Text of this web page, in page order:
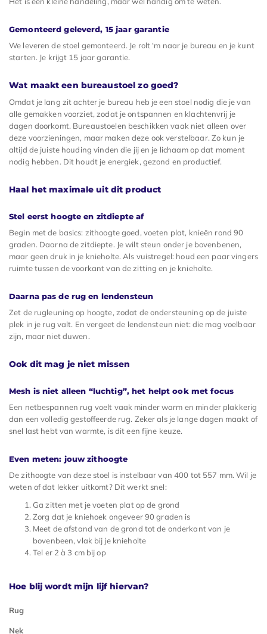
Gemonteerd geleverd, 15 jaar garantie
We leveren de stoel gemonteerd. Je rolt ‘m naar je bureau en je kunt
starten. Je krijgt 15 jaar garantie.
Wat maakt een bureaustoel zo goed?
Omdat je lang zit achter je bureau heb je een stoel nodig die je van
alle gemakken voorziet, zodat je ontspannen en klachtenvrij je
dagen doorkomt. Bureaustoelen beschikken vaak niet alleen over
deze voorzieningen, maar maken deze ook verstelbaar. Zo kun je
altijd de juiste houding vinden die jij en je lichaam op dat moment
nodig hebben. Dit houdt je energiek, gezond en productief.
Haal het maximale uit dit product
Stel eerst hoogte en zitdiepte af
Begin met de basics: zithoogte goed, voeten plat, knieën rond 90
graden. Daarna de zitdiepte. Je wilt steun onder je bovenbenen,
maar geen druk in je knieholte. Als vuistregel: houd een paar vingers
ruimte tussen de voorkant van de zitting en je knieholte.
Daarna pas de rug en lendensteun
Zet de rugleuning op hoogte, zodat de ondersteuning op de juiste
plek in je rug valt. En vergeet de lendensteun niet: die mag voelbaar
zijn, maar niet duwen.
Ook dit mag je niet missen
Mesh is niet alleen “luchtig”, het helpt ook met focus
Een netbespannen rug voelt vaak minder warm en minder plakkerig
dan een volledig gestoffeerde rug. Zeker als je lange dagen maakt of
snel last hebt van warmte, is dit een fijne keuze.
Even meten: jouw zithoogte
De zithoogte van deze stoel is instelbaar van 400 tot 557 mm. Wil je
weten of dat lekker uitkomt? Dit werkt snel:
Ga zitten met je voeten plat op de grond
Zorg dat je kniehoek ongeveer 90 graden is
Meet de afstand van de grond tot de onderkant van je
bovenbeen, vlak bij je knieholte
Tel er 2 à 3 cm bij op
Hoe blij wordt mijn lijf hiervan?
Rug
Nek